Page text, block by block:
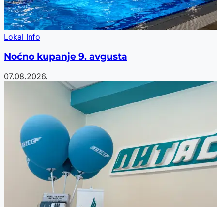
Lokal Info
Noćno kupanje 9. avgusta
07.08.2026.